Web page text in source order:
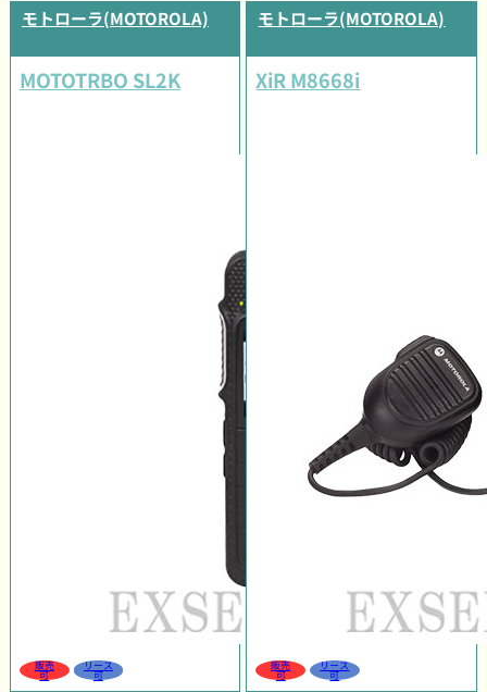
モトローラ(MOTOROLA)
MOTOTRBO SL2K
販売
可
リース
可
モトローラ(MOTOROLA)
XiR M8668i
販売
可
リース
可